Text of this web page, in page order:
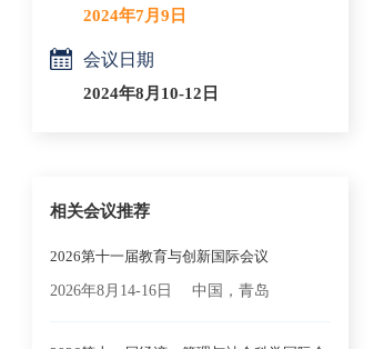
2024年7月9日
会议日期
2024年8月10-12日
相关会议推荐
2026第十一届教育与创新国际会议
2026年8月14-16日 中国，青岛